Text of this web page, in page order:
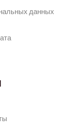
данных